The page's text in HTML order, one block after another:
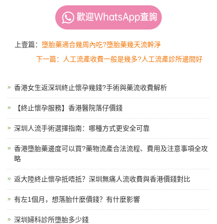
上壹篇： 墮胎藥適合幾周內吃?墮胎藥幾天流幹淨
下一篇：人工流產收費一般是幾多?人工流產診所邊間好
香港女生返深圳終止懷孕幾錢?手術與藥流收費解析
【終止懷孕服務】香港醫院落仔價錢
深圳人流手術選擇指南：哪種方式更安全可靠
香港墮胎藥邊度可以買?藥物流產合法流程、費用及注意事項全攻
略
返大陸終止懷孕抵唔抵？深圳無痛人流收費與香港價錢對比
有左1個月，想落胎什麼價錢？有什麼影響
深圳婦科診所墮胎多少錢